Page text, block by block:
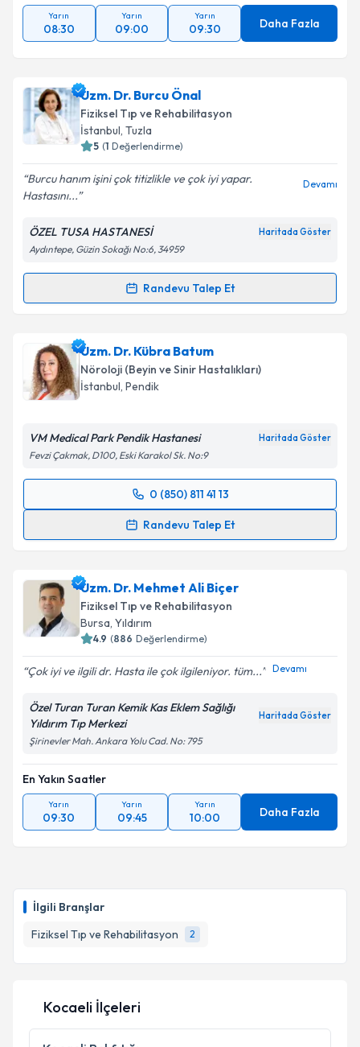
İlgili Branşlar
Fiziksel Tıp ve Rehabilitasyon
2
Yarın
08:30
Yarın
09:00
Yarın
09:30 Daha Fazla
Uzm. Dr. Burcu Önal
Fiziksel Tıp ve Rehabilitasyon
İstanbul, Tuzla
5 (1 Değerlendirme)
Burcu hanım işini çok titizlikle ve çok iyi yapar.
Hastasını...
Devamı
ÖZEL TUSA HASTANESİ Haritada Göster
Aydıntepe, Güzin Sokağı No:6, 34959
Randevu Talep Et
Randevu Takvimi Talebi
Uzm. Dr. Burcu Önaliçin randevu takvimi talebi
oluşturun. Size bu uzmandan randevu almanız için bir
takvim hazırlandığında e-posta ile bilgilendireceğiz.
Kişisel verilerimin işlenmesine ilişkin
Metni'ni okudum ve kişisel verilerimin belirtilen
kapsamda işlenmesini kabul ediyorum.
Uzm. Dr. Kübra Batum
Nöroloji (Beyin ve Sinir Hastalıkları)
İstanbul, Pendik
VM Medical Park Pendik Hastanesi Haritada Göster
Fevzi Çakmak, D100, Eski Karakol Sk. No:9
0 (850) 811 41 13
Randevu Talep Et
Randevu Takvimi Talebi
takvim hazırlandığında e-posta ile bilgilendireceğiz.
E-posta Adresiniz
Metni'ni okudum ve kişisel verilerimin belirtilen
kapsamda işlenmesini kabul ediyorum.
Uzm. Dr. Mehmet Ali Biçer
Fiziksel Tıp ve Rehabilitasyon
Bursa, Yıldırım
4.9 (886 Değerlendirme)
Çok iyi ve ilgili dr. Hasta ile çok ilgileniyor. tüm... Devamı
Özel Turan Turan Kemik Kas Eklem Sağlığı
Yıldırım Tıp Merkezi
Haritada Göster
Şirinevler Mah. Ankara Yolu Cad. No: 795
En Yakın Saatler
Yarın
09:30
Yarın
09:45
Yarın
10:00 Daha Fazla
Kocaeli İlçeleri